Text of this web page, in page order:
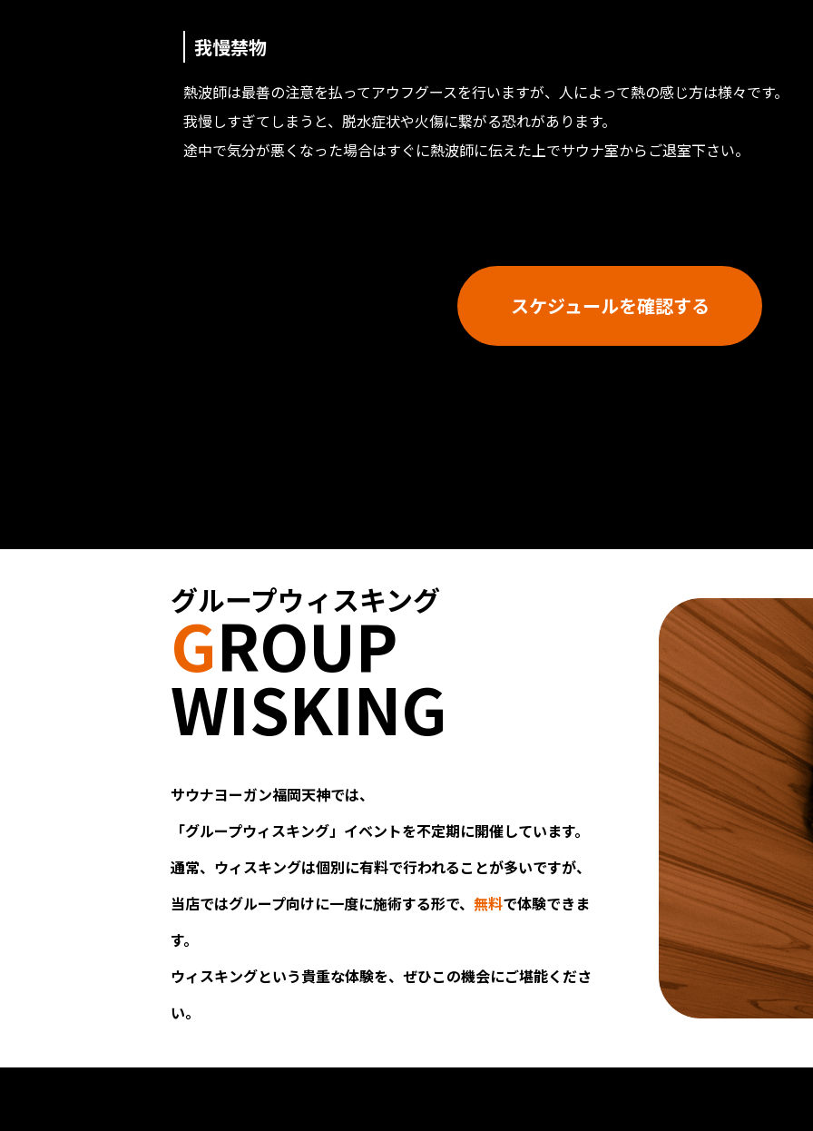
我慢禁物
熱波師は最善の注意を払ってアウフグースを行いますが、人によって熱の感じ方は様々です。
我慢しすぎてしまうと、脱水症状や火傷に繋がる恐れがあります。
途中で気分が悪くなった場合はすぐに熱波師に伝えた上でサウナ室からご退室下さい。
スケジュールを確認する
グループウィスキング
GROUP
WISKING
サウナヨーガン福岡天神では、
「グループウィスキング」イベントを不定期に開催しています。
通常、ウィスキングは個別に有料で行われることが多いですが、
当店ではグループ向けに一度に施術する形で、無料で体験できま
す。
ウィスキングという貴重な体験を、ぜひこの機会にご堪能くださ
い。